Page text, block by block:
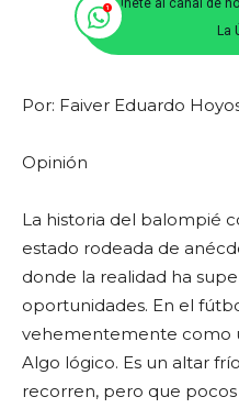
Únete al canal de
La
Por: Faiver Eduardo
Opinión
La historia del balompié
estado rodeada de
donde la realidad ha
oportunidades. En el
vehementemente como
Algo lógico. Es un altar
recorren, pero que